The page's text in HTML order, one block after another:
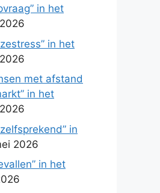
in het
in het
met afstand
in het
in
2026
in het